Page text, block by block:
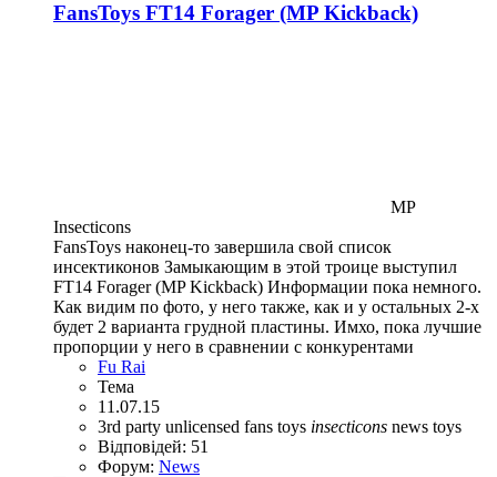
FansToys FT14 Forager (MP Kickback)
MP
Insecticons
FansToys наконец-то завершила свой список
инсектиконов Замыкающим в этой троице выступил
FT14 Forager (MP Kickback) Информации пока немного.
Как видим по фото, у него также, как и у остальных 2-х
будет 2 варианта грудной пластины. Имхо, пока лучшие
пропорции у него в сравнении с конкурентами
Fu Rai
Тема
11.07.15
3rd party unlicensed fans toys insecticons news toys
Відповідей: 51
Форум: News